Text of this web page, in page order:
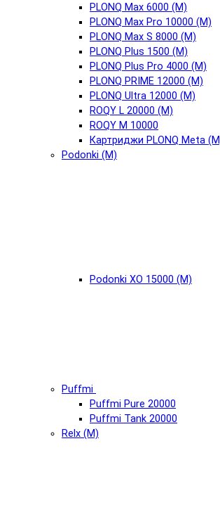
PLONQ Max 6000 (М)
PLONQ Max Pro 10000 (М)
PLONQ Max S 8000 (М)
PLONQ Plus 1500 (М)
PLONQ Plus Pro 4000 (М)
PLONQ PRIME 12000 (М)
PLONQ Ultra 12000 (М)
ROQY L 20000 (М)
ROQY M 10000
Картриджи PLONQ Meta
Podonki (М)
Podonki XO 15000 (М)
Puffmi
Puffmi Pure 20000
Puffmi Tank 20000
Relx (М)